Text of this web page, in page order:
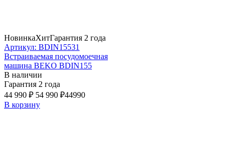
НовинкаХитГарантия 2 года
Артикул: BDIN15531
Встраиваемая посудомоечная
машина BEKO BDIN155
В наличии
Гарантия 2 года
44 990 ₽ 54 990 ₽44990
В корзину